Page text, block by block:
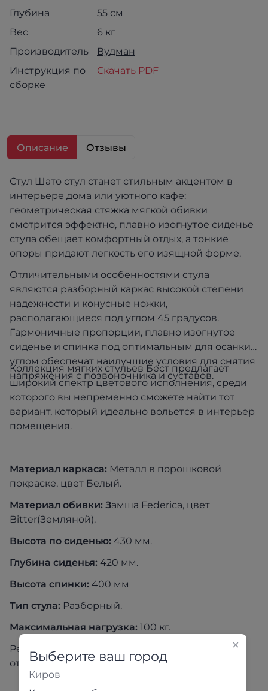
Глубина
55 см
Вес
6 кг
Производитель
Вудман
Инструкция по
сборке
Скачать PDF
Описание Отзывы
Стул Шато стул станет стильным акцентом в
интерьере дома или уютного кафе:
геометрическая стяжка мягкой обивки
смотрится эффектно, плавно изогнутое сиденье
стула обещает комфортный отдых, а тонкие
опоры придают легкость его изящной форме.
Отличительными особенностями стула
являются разборный каркас высокой степени
надежности и конусные ножки,
располагающиеся под углом 45 градусов.
Гармоничные пропорции, плавно изогнутое
сиденье и спинка под оптимальным для осанки
углом обеспечат наилучшие условия для снятия
напряжения с позвоночника и суставов.
Коллекция мягких стульев Бест предлагает
широкий спектр цветового исполнения, среди
которого вы непременно сможете найти тот
вариант, который идеально вольется в интерьер
помещения.
Материал каркаса: Металл в порошковой
покраске, цвет Белый.
Материал обивки: Замша Federica, цвет
Bitter(Земляной).
Высота по сиденью: 430 мм.
Глубина сиденья: 420 мм.
Высота спинки: 400 мм
Тип стула: Разборный.
Максимальная нагрузка: 100 кг.
Реальный цвет товара может незначительно
отличаться от изображения на экране
Выберите ваш город
Киров